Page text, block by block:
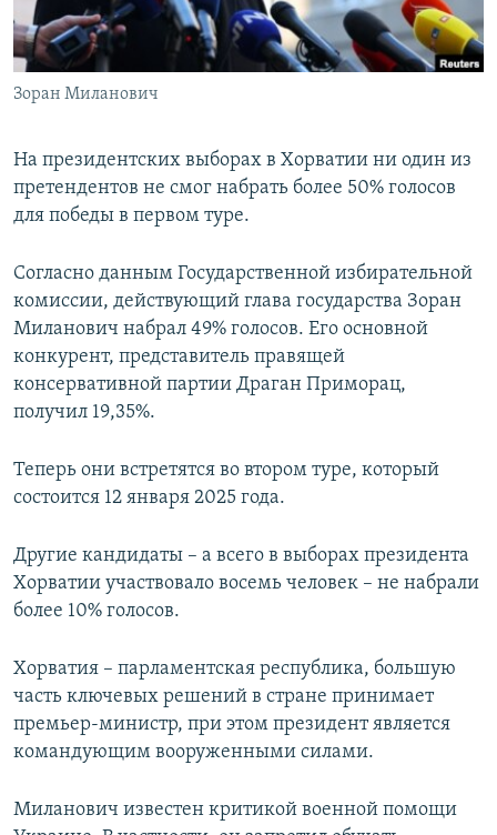
Зоран Миланович
На президентских выборах в Хорватии ни один из
претендентов не смог набрать более 50% голосов
для победы в первом туре.
Согласно данным Государственной избирательной
комиссии, действующий глава государства Зоран
Миланович набрал 49% голосов. Его основной
конкурент, представитель правящей
консервативной партии Драган Приморац,
получил 19,35%.
Теперь они встретятся во втором туре, который
состоится 12 января 2025 года.
Другие кандидаты – а всего в выборах президента
Хорватии участвовало восемь человек – не набрали
более 10% голосов.
Хорватия – парламентская республика, большую
часть ключевых решений в стране принимает
премьер-министр, при этом президент является
командующим вооруженными силами.
Миланович известен критикой военной помощи